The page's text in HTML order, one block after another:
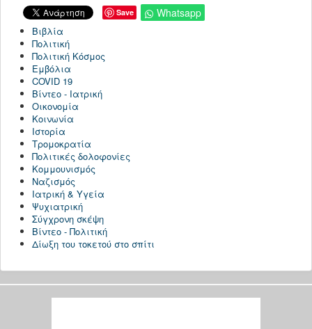
Save Whatsapp
Βιβλία
Πολιτική
Πολιτική Κόσμος
Εμβόλια
COVID 19
Βίντεο - Ιατρική
Οικονομία
Κοινωνία
Ιστορία
Τρομοκρατία
Πολιτικές δολοφονίες
Κομμουνισμός
Ναζισμός
Ιατρική & Υγεία
Ψυχιατρική
Σύγχρονη σκέψη
Βίντεο - Πολιτική
Δίωξη του τοκετού στο σπίτι